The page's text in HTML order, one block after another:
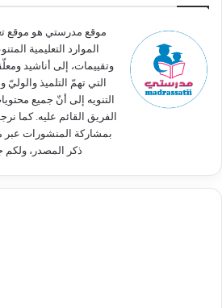
موقع مدرستي هو موقع
الموارد التعليمية
وتقييمات، إلى أناشيد
التي تهمّ التلميذ
التنويه إلى أنّ جميع
الفريق القائم عليه. كما
بمشاركة المنشورات عبر
ذكر المصدر، ولكم